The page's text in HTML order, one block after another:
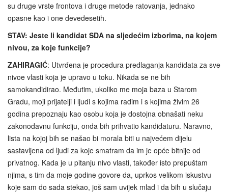
su druge vrste frontova i druge metode ratovanja, jednako
opasne kao i one devedesetih.
STAV: Jeste li kandidat SDA na sljedećim izborima, na kojem
nivou, za koje funkcije?
ZAHIRAGIĆ: Utvrđena je procedura predlaganja kandidata za sve
nivoe vlasti koja je upravo u toku. Nikada se ne bih
samokandidirao. Međutim, ukoliko me moja baza u Starom
Gradu, moji prijatelji i ljudi s kojima radim i s kojima živim 26
godina prepoznaju kao osobu koja je dostojna obnašati neku
zakonodavnu funkciju, onda bih prihvatio kandidaturu. Naravno,
lista na kojoj bih se našao bi morala biti u najvećem dijelu
sastavljena od ljudi za koje smatram da im je opće bitnije od
privatnog. Kada je u pitanju nivo vlasti, također isto prepuštam
njima, s tim da moje godine govore da, uprkos velikom iskustvu
koje sam do sada stekao, još sam uvijek mlad i da bih u slučaju